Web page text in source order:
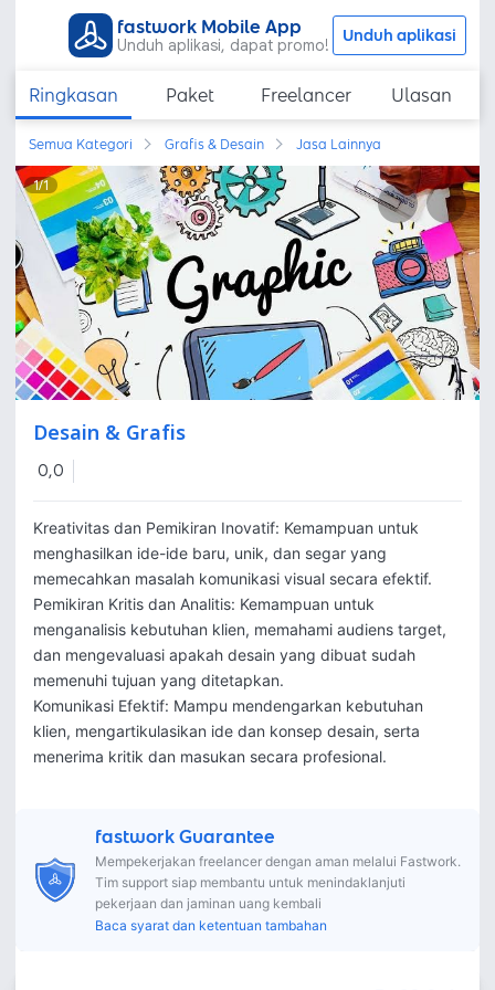
fastwork Mobile App
Unduh aplikasi, dapat promo! Unduh aplikasi
Ringkasan Paket Freelancer Ulasan
Semua Kategori Grafis & Desain Jasa Lainnya
1/1
Desain & Grafis
0,0
Kreativitas dan Pemikiran Inovatif: Kemampuan untuk
menghasilkan ide-ide baru, unik, dan segar yang
memecahkan masalah komunikasi visual secara efektif.
Pemikiran Kritis dan Analitis: Kemampuan untuk
menganalisis kebutuhan klien, memahami audiens target,
dan mengevaluasi apakah desain yang dibuat sudah
memenuhi tujuan yang ditetapkan.
Komunikasi Efektif: Mampu mendengarkan kebutuhan
klien, mengartikulasikan ide dan konsep desain, serta
fastwork Guarantee
Mempekerjakan freelancer dengan aman melalui Fastwork.
Tim support siap membantu untuk menindaklanjuti
pekerjaan dan jaminan uang kembali
Baca syarat dan ketentuan tambahan